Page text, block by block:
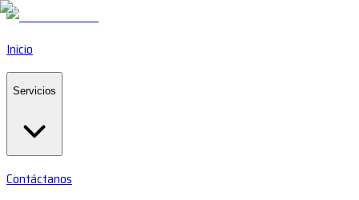
Inicio
Servicios
Contáctanos